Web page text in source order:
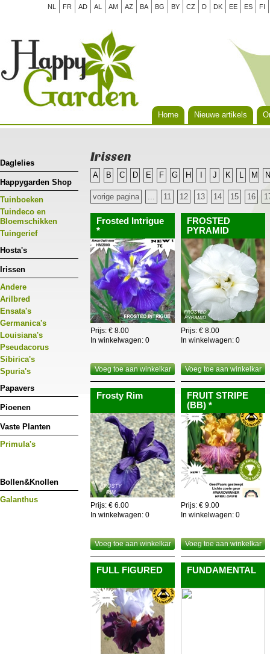
NL FR AD AL AM AZ BA BG BY CZ D DK EE ES FI
Home Nieuwe artikels
Daglelies
Happygarden Shop
Tuinboeken
Tuindeco en
Bloemschikken
Tuingerief
Hosta's
Irissen
Andere
Arilbred
Ensata's
Germanica's
Louisiana's
Pseudacorus
Sibirica's
Spuria's
Papavers
Pioenen
Vaste Planten
Primula's
Bollen&Knollen
Galanthus
Irissen
A B C D E F G H J K L M N
vorige pagina ... 11 12 13 14 15 16
Frosted Intrigue
*
Prijs: € 8.00
In winkelwagen: 0
Voeg toe aan winkelkar
FROSTED
PYRAMID
Prijs: € 8.00
In winkelwagen: 0
Voeg toe aan winkelkar
Frosty Rim
Prijs: € 6.00
In winkelwagen: 0
Voeg toe aan winkelkar
FRUIT STRIPE
(BB) *
Prijs: € 9.00
In winkelwagen: 0
Voeg toe aan winkelkar
FULL FIGURED FUNDAMENTAL